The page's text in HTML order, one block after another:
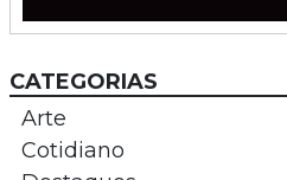
CATEGORIAS
Arte
Cotidiano